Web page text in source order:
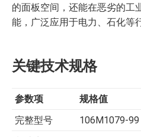
的面板空间，还能在恶劣的工
能，广泛应用于电力、石化等
关键技术规格
参数项
规格值
完整型号
106M1079-99